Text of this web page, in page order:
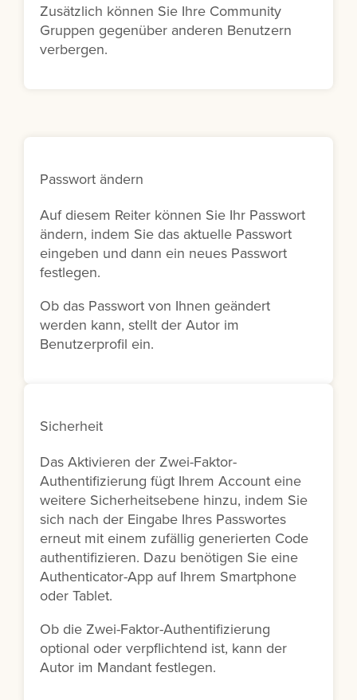
Zusätzlich können Sie Ihre Community
Gruppen gegenüber anderen Benutzern
verbergen.
Passwort ändern
Auf diesem Reiter können Sie Ihr Passwort
ändern, indem Sie das aktuelle Passwort
eingeben und dann ein neues Passwort
festlegen.
Ob das Passwort von Ihnen geändert
werden kann, stellt der Autor im
Benutzerprofil ein.
Sicherheit
Das Aktivieren der Zwei-Faktor-
Authentifizierung fügt Ihrem Account eine
weitere Sicherheitsebene hinzu, indem Sie
sich nach der Eingabe Ihres Passwortes
erneut mit einem zufällig generierten Code
authentifizieren. Dazu benötigen Sie eine
Authenticator-App auf Ihrem Smartphone
oder Tablet.
Ob die Zwei-Faktor-Authentifizierung
optional oder verpflichtend ist, kann der
Autor im Mandant festlegen.